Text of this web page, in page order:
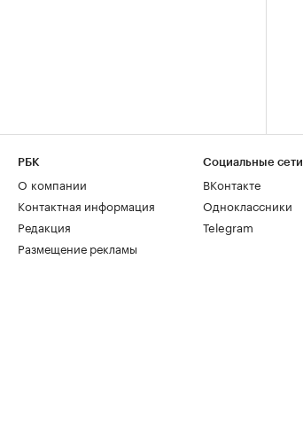
РБК
О компании
Контактная информация
Редакция
Размещение рекламы
Социальные сети
ВКонтакте
Одноклассники
Telegram